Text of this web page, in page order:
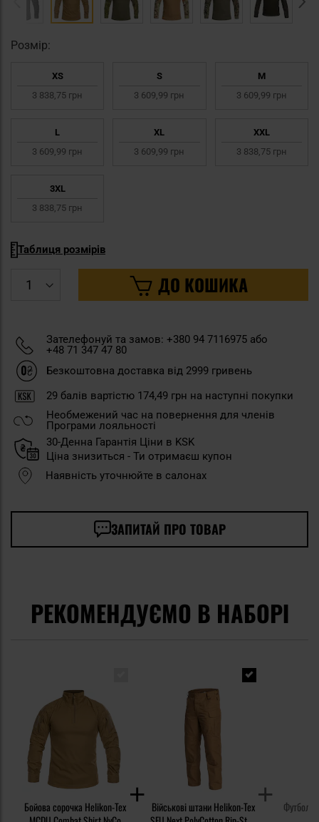
Pозмір:
XS
3 838,75 грн
S
3 609,99 грн
M
3 609,99 грн
L
3 609,99 грн
XL
3 609,99 грн
XXL
3 838,75 грн
3XL
3 838,75 грн
Таблиця розмірів
ДО КОШИКА
Зателефонуй та замов: +380 94 7116975 або
+48 71 347 47 80
Безкоштовна доставка від 2999 гривень
29 балів вартістю 174,49 грн на наступні покупки
Необмежений час на повернення для членів
Програми лояльності
30-Денна Гарантія Ціни в KSK
Ціна знизиться - Ти отримаєш купон
Наявність уточнюйте в салонах
ЗАПИТАЙ ПРО ТОВАР
РЕКОМЕНДУЄМО В НАБОРІ
Бойова сорочка Helikon-Tex
Військові штани Helikon-Tex